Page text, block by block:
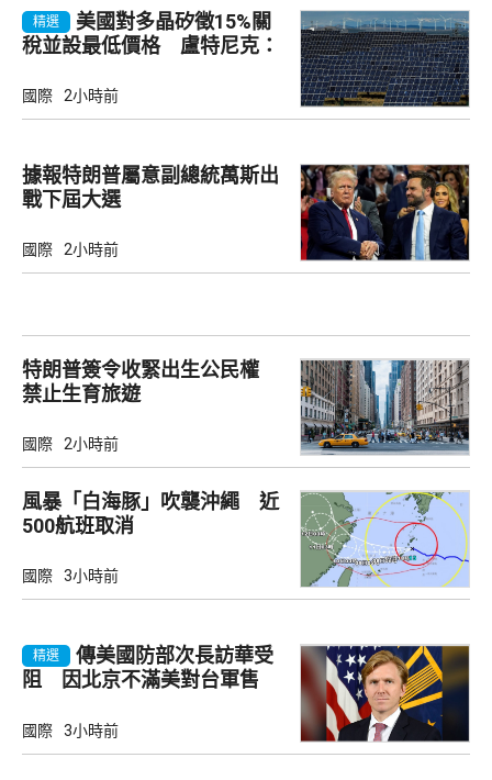
精選
美國對多晶矽徵15%關
稅並設最低價格 盧特尼克：
國際 2小時前
據報特朗普屬意副總統萬斯出
戰下屆大選
國際 2小時前
特朗普簽令收緊出生公民權
禁止生育旅遊
國際 2小時前
風暴「白海豚」吹襲沖繩 近
500航班取消
國際 3小時前
精選
傳美國防部次長訪華受
阻 因北京不滿美對台軍售
國際 3小時前